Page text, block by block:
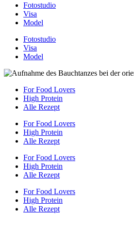
Fotostudio
Visa
Model
Fotostudio
Visa
Model
For Food Lovers
High Protein
Alle Rezept
For Food Lovers
High Protein
Alle Rezept
For Food Lovers
High Protein
Alle Rezept
For Food Lovers
High Protein
Alle Rezept